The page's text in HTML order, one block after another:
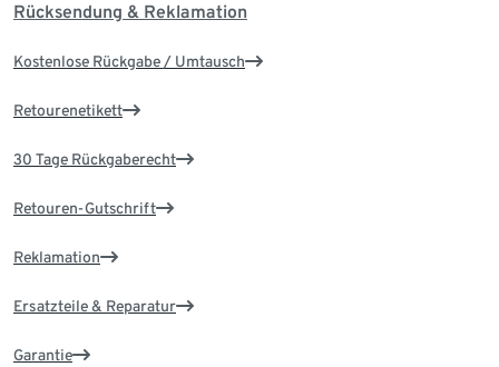
Rücksendung & Reklamation
Kostenlose Rückgabe / Umtausch
Retourenetikett
30 Tage Rückgaberecht
Retouren-Gutschrift
Reklamation
Ersatzteile & Reparatur
Garantie